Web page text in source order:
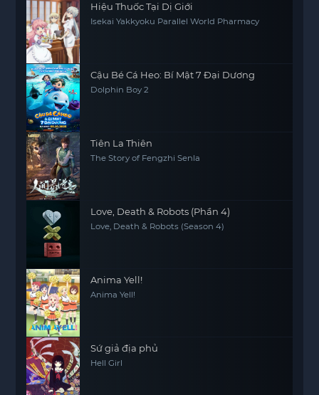
Hiệu Thuốc Tại Dị Giới
Isekai Yakkyoku Parallel World Pharmacy
Cậu Bé Cá Heo: Bí Mật 7 Đại Dương
Dolphin Boy 2
Tiên La Thiên
The Story of Fengzhi Senla
Love, Death & Robots (Phần 4)
Love, Death & Robots (Season 4)
Anima Yell!
Anima Yell!
Sứ giả địa phủ
Hell Girl